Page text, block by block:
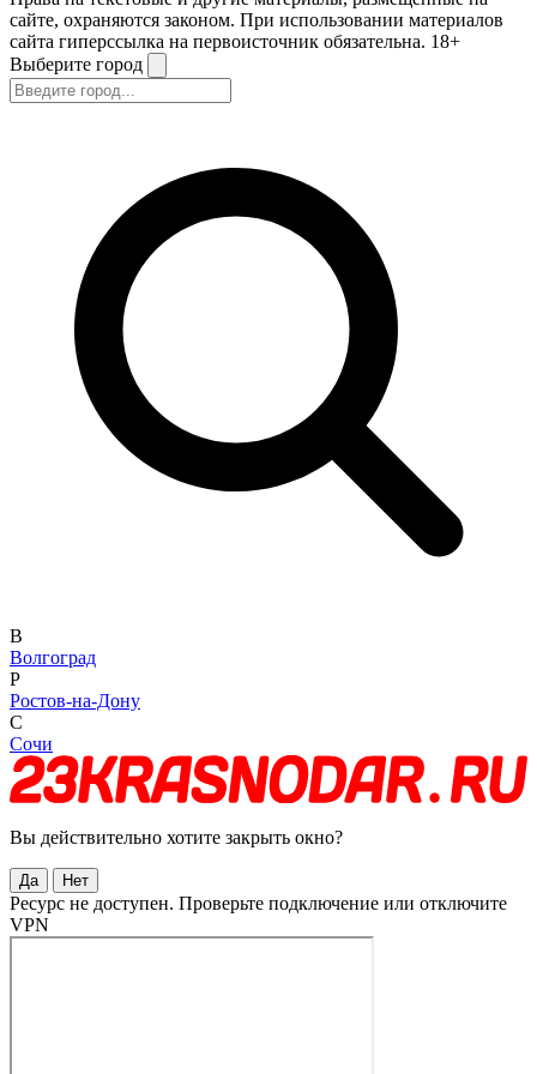
сайте, охраняются законом. При использовании материалов
сайта гиперссылка на первоисточник обязательна. 18+
Выберите город
В
Волгоград
Р
Ростов-на-Дону
С
Сочи
Вы действительно хотите закрыть окно?
Да Нет
Ресурс не доступен. Проверьте подключение или отключите
VPN